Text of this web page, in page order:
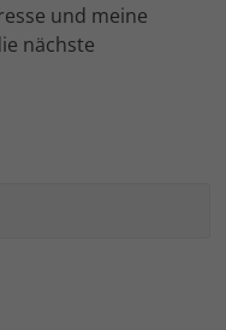
und meine
nächste